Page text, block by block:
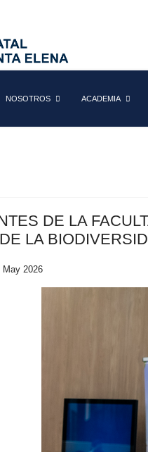
NOSOTROS ACADEMIA
DE LA
LA
May 2026